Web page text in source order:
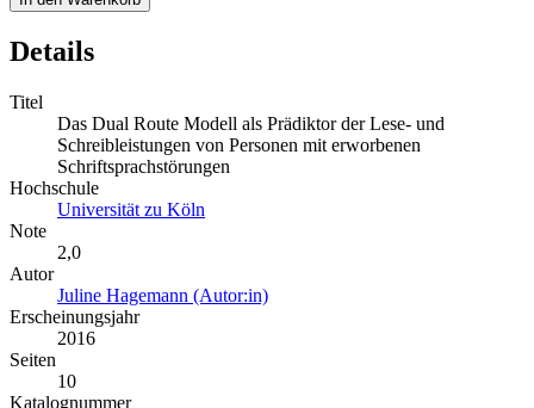
Details
Titel
Das Dual Route Modell als Prädiktor der Lese- und
Schreibleistungen von Personen mit erworbenen
Schriftsprachstörungen
Hochschule
Universität zu Köln
Note
2,0
Autor
Juline Hagemann (Autor:in)
Erscheinungsjahr
2016
Seiten
10
Katalognummer